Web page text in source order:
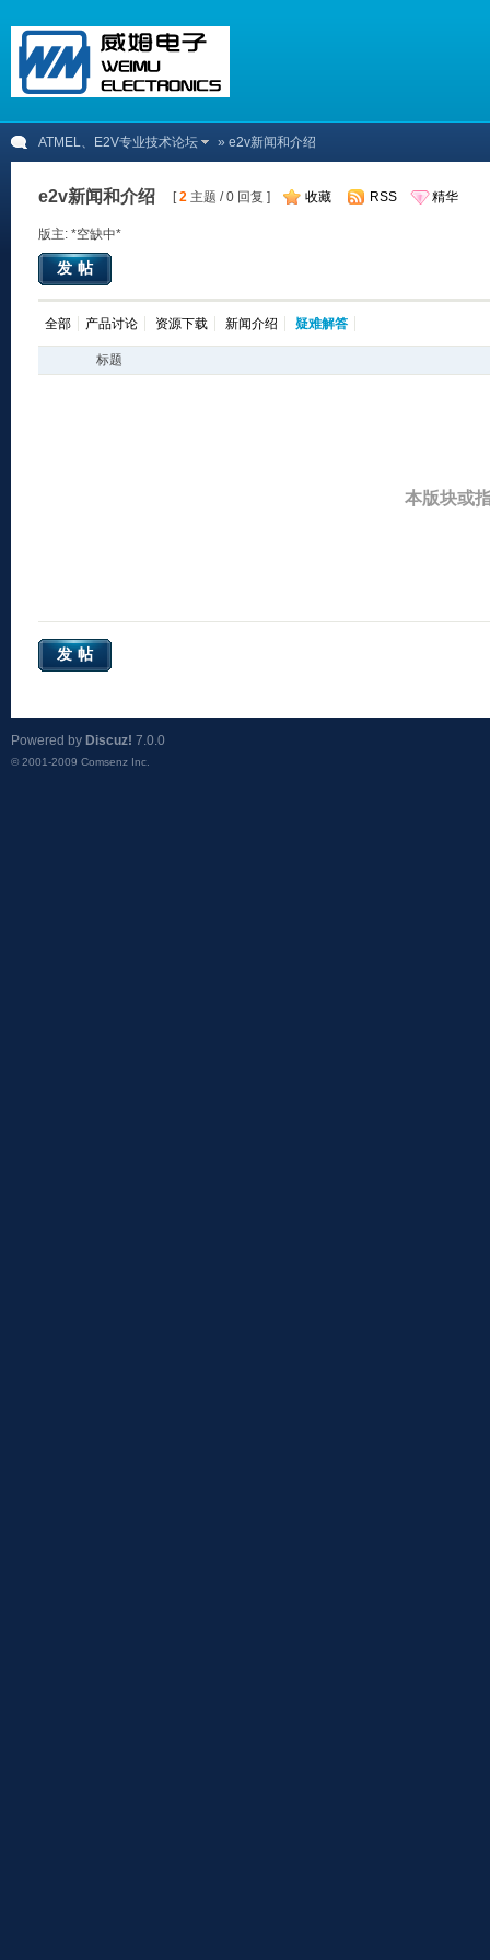
ATMEL、E2V专业技术论坛 » e2v新闻和介绍
e2v新闻和介绍 [2 主题 / 0 回复 ] 收藏 RSS 精华
版主: *空缺中*
发帖
全部 产品讨论 资源下载 新闻介绍 疑难解答
标题
本版块或
发帖
Powered by Discuz! 7.0.0
© 2001-2009 Comsenz Inc.